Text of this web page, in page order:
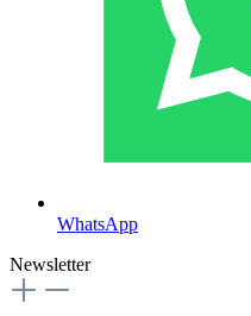
WhatsApp
Newsletter